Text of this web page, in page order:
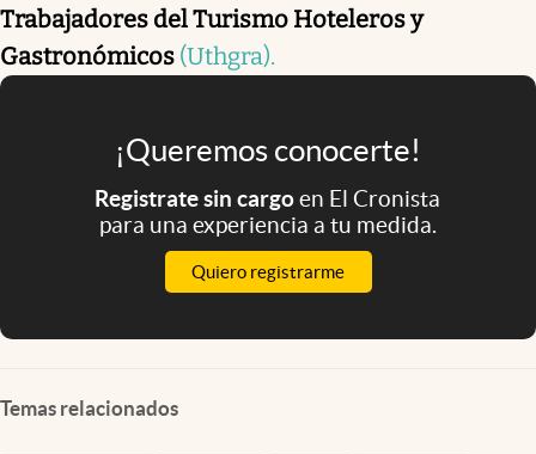
Trabajadores del Turismo Hoteleros y
Gastronómicos (Uthgra).
¡Queremos conocerte!
Registrate sin cargoen El Cronista
para una experiencia a tu medida.
Quiero registrarme
Temas relacionados